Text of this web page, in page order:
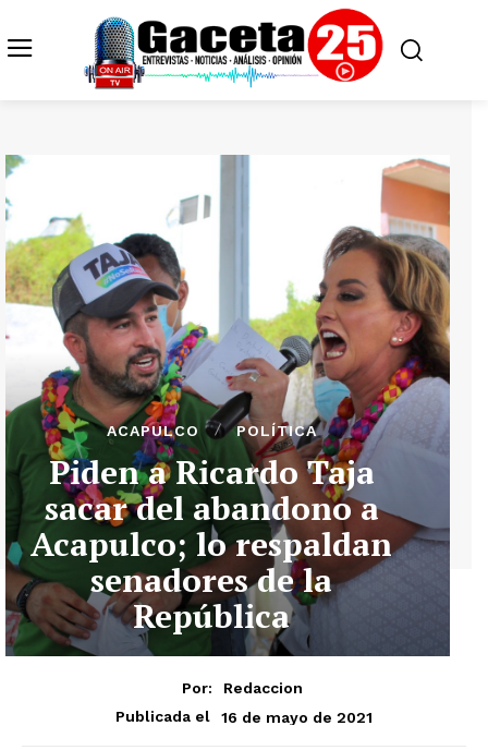
ACAPULCO POLÍTICA
Piden a Ricardo Taja
sacar del abandono a
Acapulco; lo respaldan
senadores de la
República
Por:
Redaccion
Publicada el
16 de mayo de 2021